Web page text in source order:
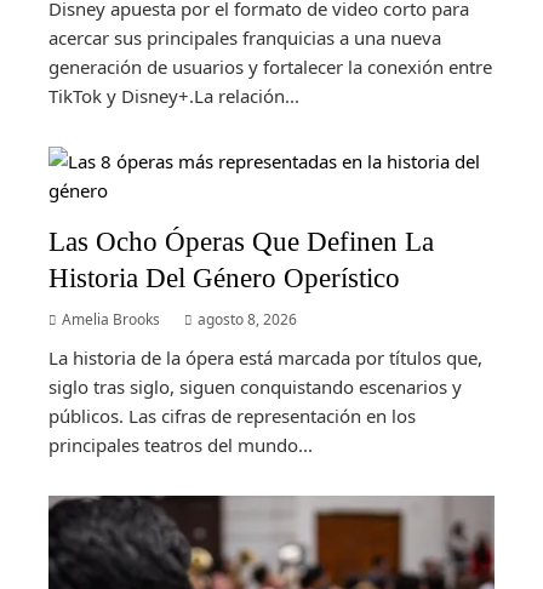
Disney apuesta por el formato de video corto para
acercar sus principales franquicias a una nueva
generación de usuarios y fortalecer la conexión entre
TikTok y Disney+.La relación...
Las Ocho Óperas Que Definen La
Historia Del Género Operístico
Amelia Brooks agosto 8, 2026
La historia de la ópera está marcada por títulos que,
siglo tras siglo, siguen conquistando escenarios y
públicos. Las cifras de representación en los
principales teatros del mundo...